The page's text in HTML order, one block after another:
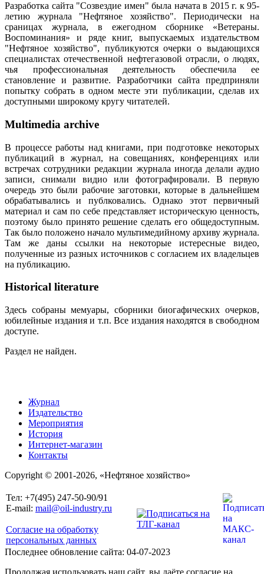
Разработка сайта "Созвездие имен" была начата в 2015 г. к 95-
летию журнала "Нефтяное хозяйство". Периодически на
сраницах журнала, в ежегодном сборнике «Ветераны.
Воспоминания» и ряде книг, выпускаемых издательством
"Нефтяное хозяйство", публикуются очерки о выдающихся
специалистах отечественной нефтегазовой отрасли, о людях,
чья профессиональная деятельность обеспечила ее
становление и развитие. Разработчики сайта предприняли
попытку собрать в одном месте эти публикации, сделав их
доступными широкому кругу читателей.
Multimedia archive
В процессе работы над книгами, при подготовке некоторых
публикаций в журнал, на совещаниях, конференциях или
встречах сотрудники редакции журнала иногда делали аудио
записи, снимали видио или фотографировали. В первую
очередь это были рабочие заготовки, которые в дальнейшем
обрабатывались и публковались. Однако этот первичный
материал и сам по себе представляет историческую ценность,
поэтому было принято решение сделать его общедоступным.
Так было положено начало мультимедийному архиву журнала.
Там же даны ссылки на некоторые истересные видео,
полученные из разных источников с согласием их владельцев
на публикацию.
Historical literature
Здесь собраны мемуары, сборники биогафических очерков,
юбилейные издания и т.п. Все издания находятся в свободном
доступе.
Раздел не найден.
Журнал
Издательство
Мероприятия
История
Интернет-магазин
Контакты
Copyright © 2001-2026, «Нефтяное хозяйство»
Тел: +7(495) 247-50-90/91
E-mail: mail@oil-industry.ru
Согласие на обработку
персональных данных
Последнее обновление сайта: 04-07-2023